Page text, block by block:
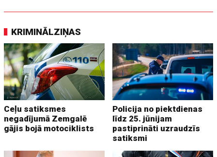
KRIMINĀLZIŅAS
Ceļu satiksmes
negadījumā Zemgalē
gājis bojā motociklists
Policija no piektdienas
līdz 25. jūnijam
pastiprināti uzraudzīs
satiksmi